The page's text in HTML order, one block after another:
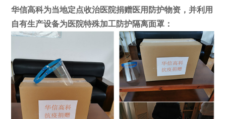
华信高科为当地定点收治医院捐赠医用防护物资，并利用
自有生产设备为医院特殊加工防护隔离面罩：